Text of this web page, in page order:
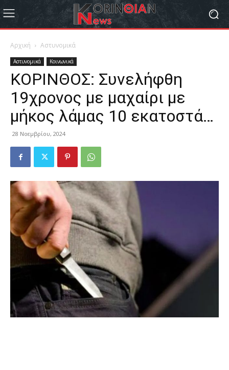
Αρχική Αστυνομικά
Αστυνομικά Κοινωνικά
ΚΟΡΙΝΘΟΣ: Συνελήφθη
19χρονος με μαχαίρι με
μήκος λάμας 10 εκατοστά…
28 Νοεμβρίου, 2024